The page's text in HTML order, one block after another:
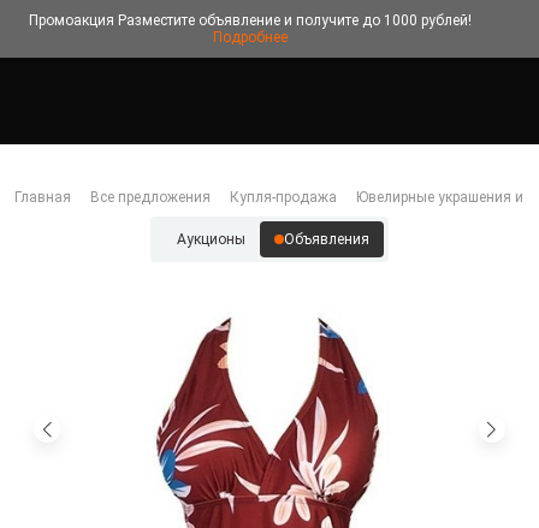
Промоакция Разместите объявление и получите до 1000 рублей!
Подробнее
Главная Все предложения Купля-продажа Ювелирные украшения и
Аукционы Объявления